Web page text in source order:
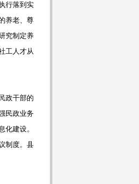
行落到实
养老、尊
究制定养
工人才从
政干部的
民政业务
化建设。
制度。县